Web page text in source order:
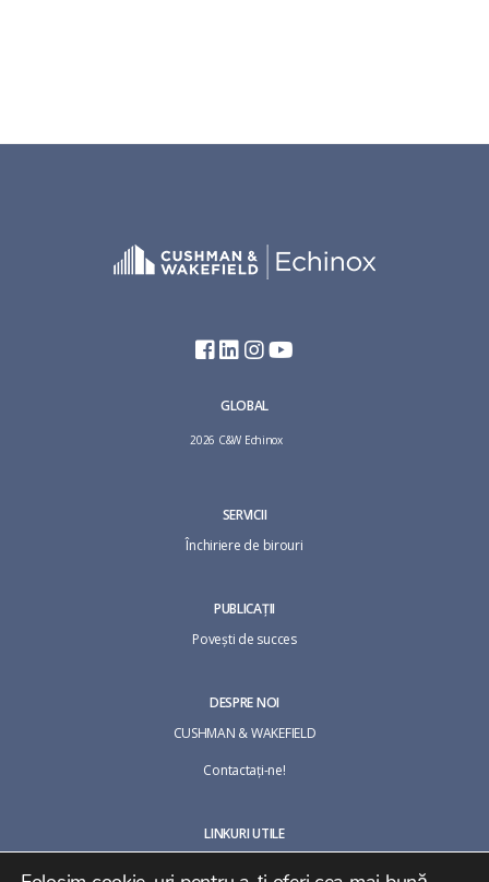
GLOBAL
2026 C&W Echinox
SERVICII
Închiriere de birouri
PUBLICAȚII
Povești de succes
DESPRE NOI
CUSHMAN & WAKEFIELD
Contactaţi-ne!
LINKURI UTILE